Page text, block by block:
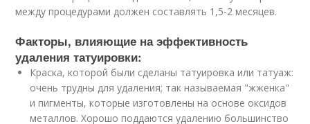
между процедурами должен составлять 1,5-2 месяцев.
Факторы, влияющие на эффективность
удаления татуировки:
Краска, которой были сделаны татуировка или татуаж:
очень трудны для удаления; так называемая "жженка"
и пигменты, которые изготовлены на основе оксидов
металлов. Хорошо поддаются удалению большинство